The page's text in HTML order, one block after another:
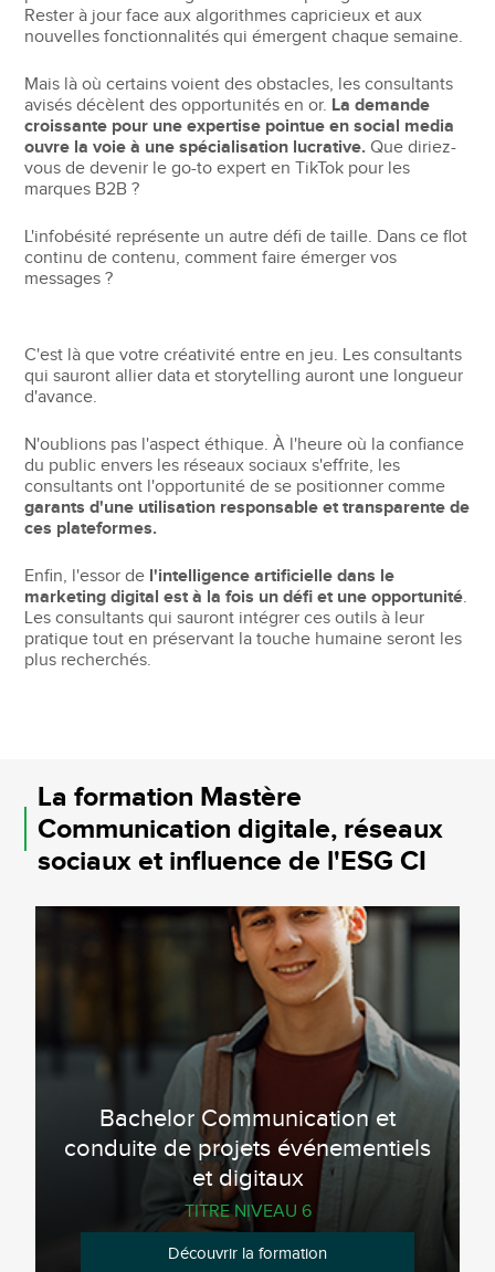
Rester à jour face aux algorithmes capricieux et aux
nouvelles fonctionnalités qui émergent chaque semaine.
Mais là où certains voient des obstacles, les consultants
avisés décèlent des opportunités en or. La demande
croissante pour une expertise pointue en social media
ouvre la voie à une spécialisation lucrative. Que diriez-
vous de devenir le go-to expert en TikTok pour les
marques B2B ?
L'infobésité représente un autre défi de taille. Dans ce flot
continu de contenu, comment faire émerger vos
messages ?
C'est là que votre créativité entre en jeu. Les consultants
qui sauront allier data et storytelling auront une longueur
d'avance.
N'oublions pas l'aspect éthique. À l'heure où la confiance
du public envers les réseaux sociaux s'effrite, les
consultants ont l'opportunité de se positionner comme
garants d'une utilisation responsable et transparente de
ces plateformes.
Enfin, l'essor de l'intelligence artificielle dans le
marketing digital est à la fois un défi et une opportunité.
Les consultants qui sauront intégrer ces outils à leur
pratique tout en préservant la touche humaine seront les
plus recherchés.
La formation Mastère
Communication digitale, réseaux
sociaux et influence de l'ESG CI
Bachelor Communication et
conduite de projets événementiels
et digitaux
TITRE NIVEAU 6
Découvrir la formation